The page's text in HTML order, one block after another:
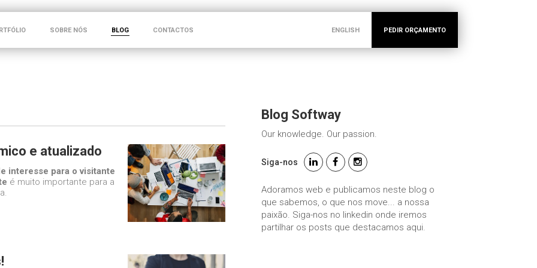
SOBRE NÓS BLOG CONTACTOS ENGLISH PEDIR ORÇAMENTO
e atualizado
interesse para o visitante
é muito importante para a
Blog Softway
Our knowledge. Our passion.
Siga-nos
Adoramos web e publicamos neste blog o
que sabemos, o que nos move... a nossa
paixão. Siga-nos no linkedin onde iremos
partilhar os posts que destacamos aqui.